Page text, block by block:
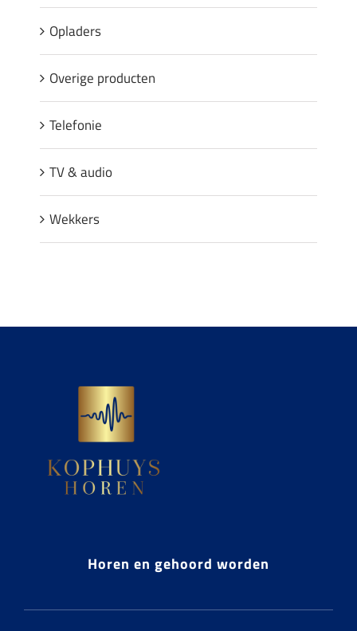
Opladers
Overige producten
Telefonie
TV & audio
Wekkers
Horen en gehoord worden